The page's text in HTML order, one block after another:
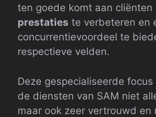
ten goede komt aan cliënten
prestaties te verbeteren en
concurrentievoordeel te
respectieve velden.
Deze gespecialiseerde
de diensten van SAM niet
maar ook zeer vertrouwd en